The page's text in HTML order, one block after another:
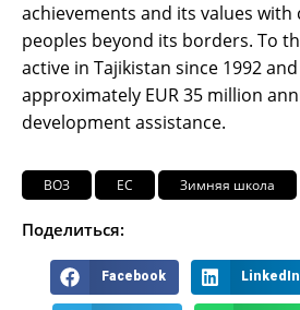
achievements and its values
peoples beyond its borders. To
active in Tajikistan since 1992
approximately EUR 35 million
development assistance.
ВОЗ ЕС Зимняя школа
Поделиться:
Facebook LinkedIn